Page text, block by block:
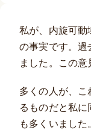
私が、内旋可
の事実です。
ました。この
多くの人が、
るものだと私
も多くいました。